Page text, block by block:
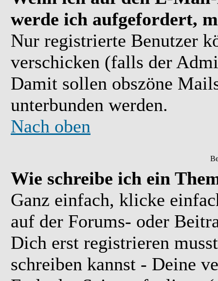
werde ich aufgefordert,
Nur registrierte Benutzer
verschicken (falls der
Damit sollen obszöne
unterbunden werden.
Nach oben
Wie schreibe ich ein
Ganz einfach, klicke
auf der Forums- oder
Dich erst registrieren
schreiben kannst - Deine